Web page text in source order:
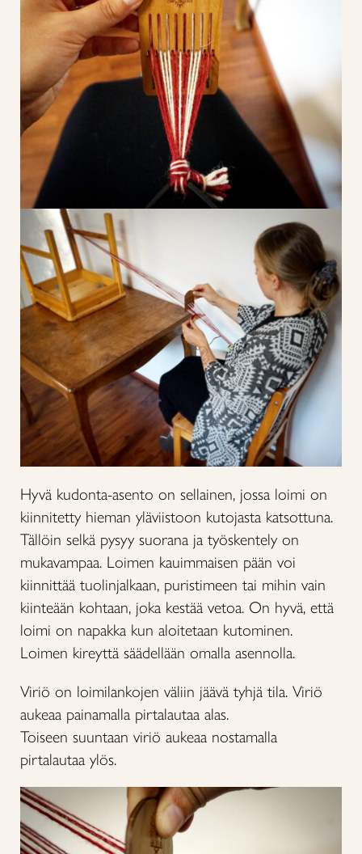
Hyvä kudonta-asento on sellainen, jossa loimi on
kiinnitetty hieman yläviistoon kutojasta katsottuna.
Tällöin selkä pysyy suorana ja työskentely on
mukavampaa. Loimen kauimmaisen pään voi
kiinnittää tuolinjalkaan, puristimeen tai mihin vain
kiinteään kohtaan, joka kestää vetoa. On hyvä, että
loimi on napakka kun aloitetaan kutominen.
Loimen kireyttä säädellään omalla asennolla.
Viriö on loimilankojen väliin jäävä tyhjä tila. Viriö
aukeaa painamalla pirtalautaa alas.
Toiseen suuntaan viriö aukeaa nostamalla
pirtalautaa ylös.